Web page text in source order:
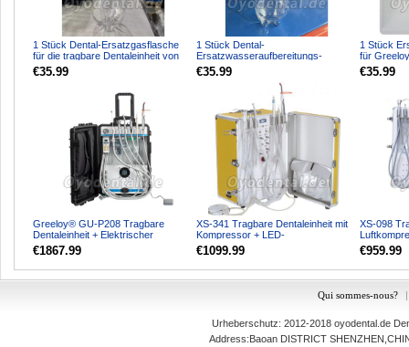
1 Stück Dental-Ersatzgasflasche
für die tragbare Dentaleinheit von
Greeloy
€35.99
1 Stück Dental-
Ersatzwasseraufbereitungs-
Reinigungsflasche für tragbare
Dental-L...
€35.99
1 Stück
für
Dental
€35.99
Greeloy® GU-P208 Tragbare
Dentaleinheit + Elektrischer
Dentalmotor + Polymerisat...
€1867.99
XS-341 Tragbare Dentaleinheit mit
Kompressor + LED-
Polymerisationslampe + Scaler...
€1099.99
XS-098
Wege-
€959.99
Qui sommes-nous? |
Urheberschutz: 2012-2018 oyodental.de
Address:Baoan DISTRICT